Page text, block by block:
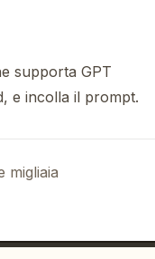
supporta GPT
e incolla il prompt.
migliaia